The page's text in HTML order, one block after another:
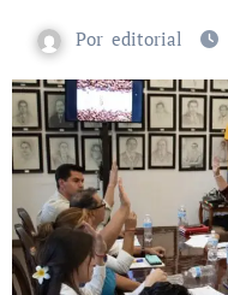
Por editorial